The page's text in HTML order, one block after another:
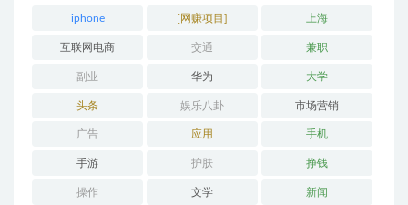
iphone [网赚项目] 上海
互联网电商 交通 兼职
副业 华为 大学
头条 娱乐八卦 市场营销
广告 应用 手机
手游 护肤 挣钱
操作 文学 新闻